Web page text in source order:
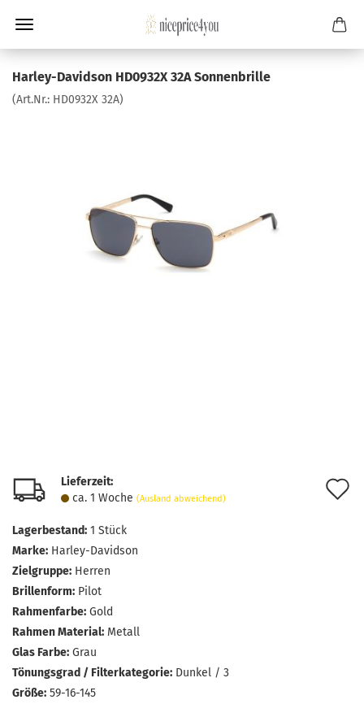
Harley-Davidson HD0932X 32A Sonnenbrille
(Art.Nr.: HD0932X 32A)
Lieferzeit:
ca. 1 Woche (Ausland abweichend)
Lagerbestand: 1 Stück
Marke: Harley-Davidson
Zielgruppe: Herren
Brillenform: Pilot
Rahmenfarbe: Gold
Rahmen Material: Metall
Glas Farbe: Grau
Tönungsgrad / Filterkategorie: Dunkel / 3
Größe: 59-16-145